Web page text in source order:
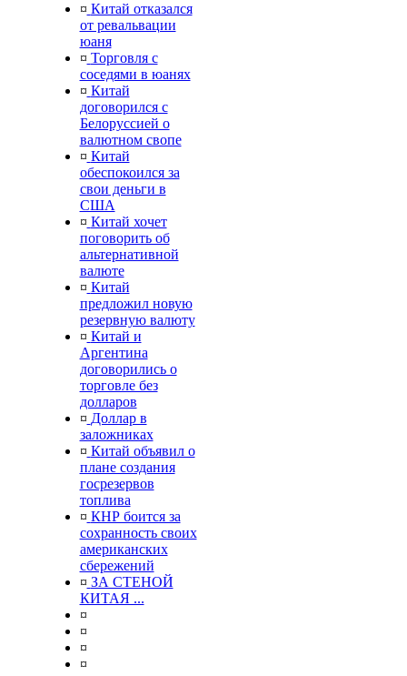
¤ Китай отказался
от ревальвации
юаня
¤ Торговля с
соседями в юанях
¤ Китай
договорился с
Белоруссией о
валютном свопе
¤ Китай
обеспокоился за
свои деньги в
США
¤ Китай хочет
поговорить об
альтернативной
валюте
¤ Китай
предложил новую
резервную валюту
¤ Китай и
Аргентина
договорились о
торговле без
долларов
¤ Доллар в
заложниках
¤ Китай объявил о
плане создания
госрезервов
топлива
¤ КНР боится за
сохранность своих
американских
сбережений
¤ ЗА СТЕНОЙ
КИТАЯ ...
¤
¤
¤
¤